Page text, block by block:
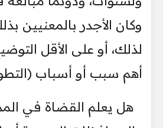
وكان الأجدر بالمعنيين
لذلك، أو على الأقل
أهم سبب أو أسباب
​هل يعلم القضاة في